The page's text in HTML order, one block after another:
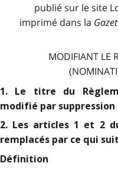
publié sur le site
imprimé dans la
MODIFIANT LE
1. Le titre du
modifié par suppression
2. Les articles 1 et 2
remplacés par ce qui
Définition